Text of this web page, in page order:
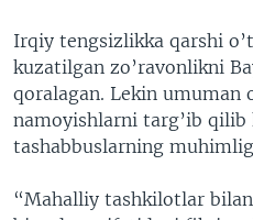
Irqiy tengsizlikka qarshi
kuzatilgan zo’ravonlikni
qoralagan. Lekin umuman
namoyishlarni targ’ib
tashabbuslarning
“Mahalliy tashkilotlar